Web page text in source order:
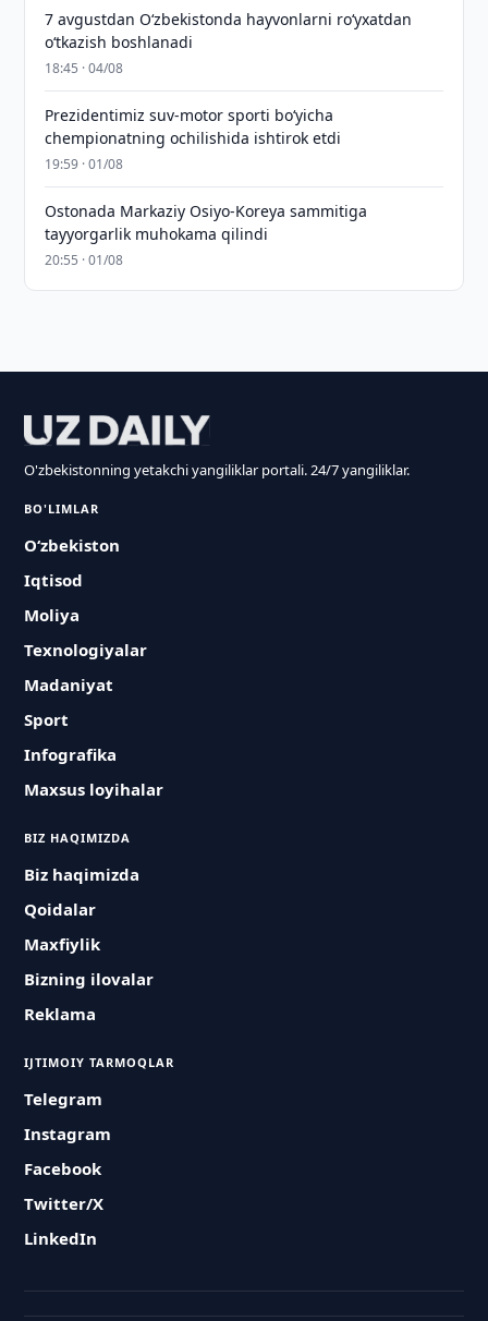
7 avgustdan O‘zbekistonda hayvonlarni ro‘yxatdan
o‘tkazish boshlanadi
18:45 · 04/08
Prezidentimiz suv-motor sporti bo‘yicha
chempionatning ochilishida ishtirok etdi
19:59 · 01/08
Ostonada Markaziy Osiyo-Koreya sammitiga
tayyorgarlik muhokama qilindi
20:55 · 01/08
O'zbekistonning yetakchi yangiliklar portali. 24/7 yangiliklar.
BO'LIMLAR
O‘zbekiston
Iqtisod
Moliya
Texnologiyalar
Madaniyat
Sport
Infografika
Maxsus loyihalar
BIZ HAQIMIZDA
Biz haqimizda
Qoidalar
Maxfiylik
Bizning ilovalar
Reklama
IJTIMOIY TARMOQLAR
Telegram
Instagram
Facebook
Twitter/X
LinkedIn